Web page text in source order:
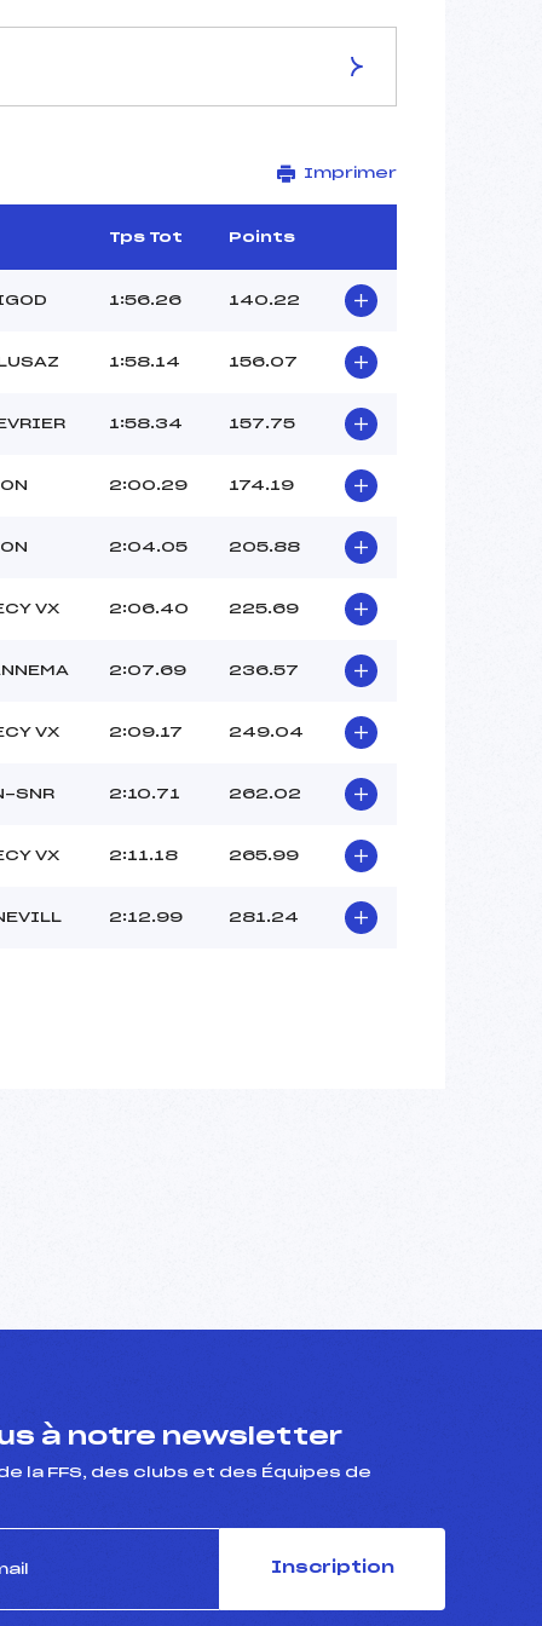
L'ETALE
1555
2433/02/09
34
12h15
COLOMBET ADRIEN (MB)
-8
Imprimer
Tps Tot Points
1:56.26 140.22
1:58.14 156.07
1:58.34 157.75
2:00.29 174.19
2:04.05 205.88
VX 2:06.40 225.69
2:07.69 236.57
VX 2:09.17 249.04
SNR 2:10.71 262.02
VX 2:11.18 265.99
2:12.99 281.24
à notre newsletter
la FFS, des clubs et des Équipes de
Inscription